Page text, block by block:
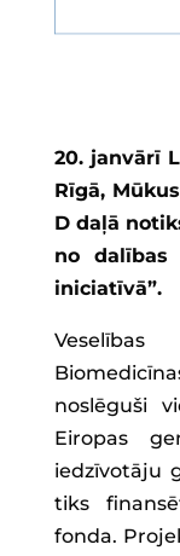
20. janvārī
Rīgā,
D daļā
no dalības
iniciatīvā”.
noslēguši
Eiropas
iedzīvotāju
tiks
fonda.